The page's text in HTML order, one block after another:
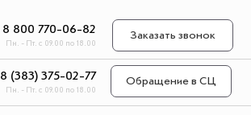
8 800 770-06-82
Пн. - Пт. с 09.00 по 18.00
Заказать звонок
8 (383) 375-02-77
Пн. - Пт. с 09.00 по 18.00
Обращение в СЦ